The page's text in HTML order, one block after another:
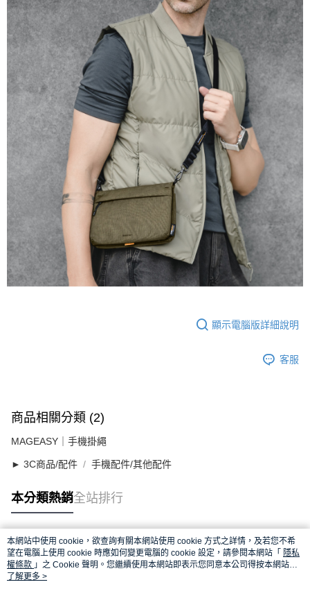
顯示電腦版詳細說明
客服
商品相關分類 (2)
MAGEASY｜手機掛繩
► 3C商品/配件 手機配件/其他配件
本分類熱銷全站排行
熱門標籤
本網站中使用 cookie，欲查詢有關本網站使用 cookie 方式之詳情，及若您不希
望在電腦上使用 cookie 時應如何變更電腦的 cookie 設定，請參閱本網站「 隱私
權條款 」之 Cookie 聲明。您繼續使用本網站即表示您同意本公司得按本網站使
用條款之 Cookie 聲明使用 cookie。
了解更多 >